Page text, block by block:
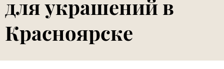
для украшений в
Красноярске